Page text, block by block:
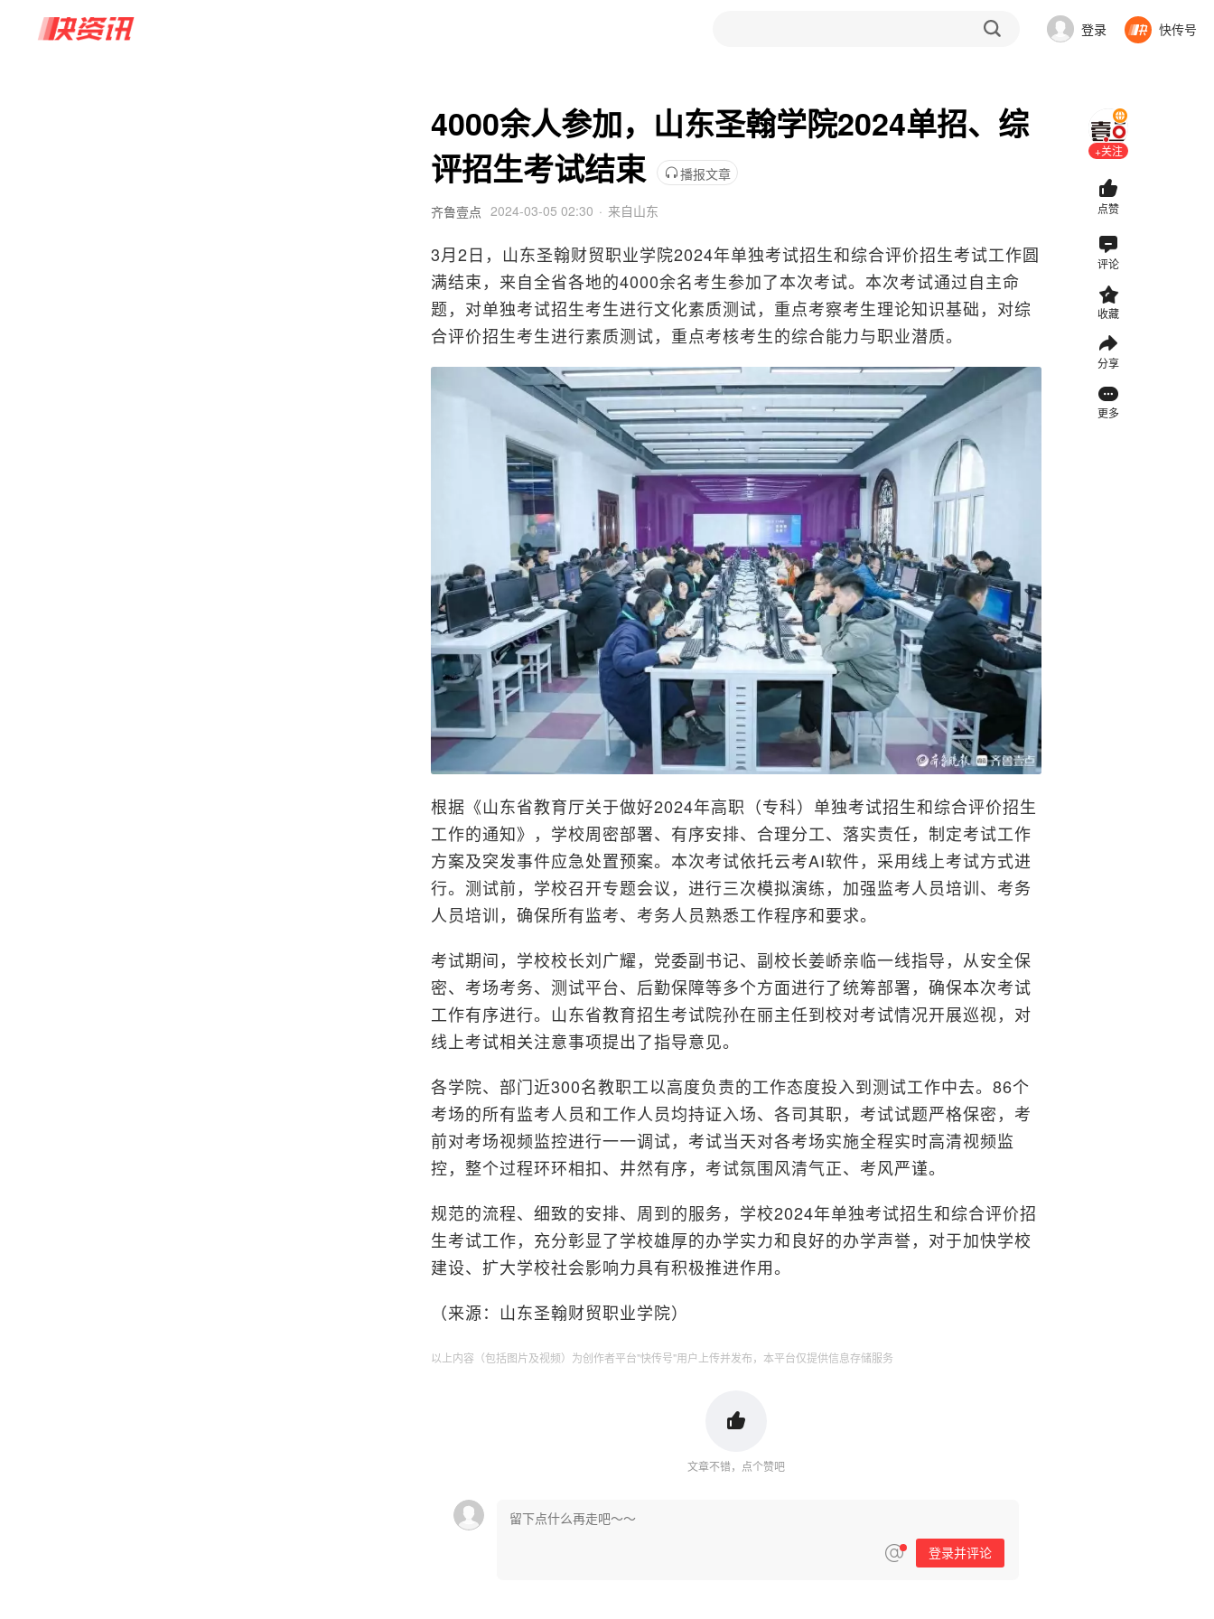
登录 快传号
4000余人参加，山东圣翰学院2024单招、综
评招生考试结束
播报文章
齐鲁壹点 2024-03-05 02:30 来自山东
3月2日，山东圣翰财贸职业学院2024年单独考试招生和综合评价招生考试工作圆
满结束，来自全省各地的4000余名考生参加了本次考试。本次考试通过自主命
题，对单独考试招生考生进行文化素质测试，重点考察考生理论知识基础，对综
合评价招生考生进行素质测试，重点考核考生的综合能力与职业潜质。
根据《山东省教育厅关于做好2024年高职（专科）单独考试招生和综合评价招生
工作的通知》，学校周密部署、有序安排、合理分工、落实责任，制定考试工作
方案及突发事件应急处置预案。本次考试依托云考AI软件，采用线上考试方式进
行。测试前，学校召开专题会议，进行三次模拟演练，加强监考人员培训、考务
人员培训，确保所有监考、考务人员熟悉工作程序和要求。
考试期间，学校校长刘广耀，党委副书记、副校长姜峤亲临一线指导，从安全保
密、考场考务、测试平台、后勤保障等多个方面进行了统筹部署，确保本次考试
工作有序进行。山东省教育招生考试院孙在丽主任到校对考试情况开展巡视，对
线上考试相关注意事项提出了指导意见。
各学院、部门近300名教职工以高度负责的工作态度投入到测试工作中去。86个
考场的所有监考人员和工作人员均持证入场、各司其职，考试试题严格保密，考
前对考场视频监控进行一一调试，考试当天对各考场实施全程实时高清视频监
控，整个过程环环相扣、井然有序，考试氛围风清气正、考风严谨。
规范的流程、细致的安排、周到的服务，学校2024年单独考试招生和综合评价招
生考试工作，充分彰显了学校雄厚的办学实力和良好的办学声誉，对于加快学校
建设、扩大学校社会影响力具有积极推进作用。
（来源：山东圣翰财贸职业学院）
以上内容（包括图片及视频）为创作者平台"快传号"用户上传并发布，本平台仅提供信息存储服务
文章不错，点个赞吧
登录并评论
+关注
点赞
评论
收藏
分享
更多